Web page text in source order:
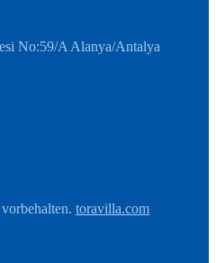
No:59/A Alanya/Antalya
toravilla.com